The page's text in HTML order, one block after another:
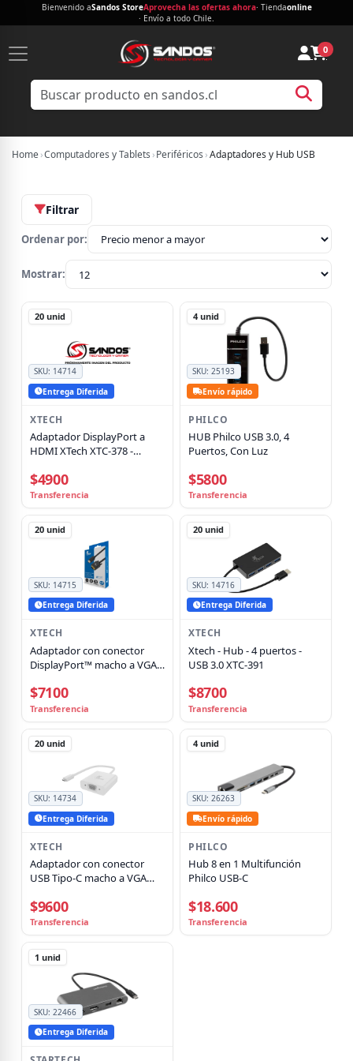
Bienvenido aSandos StoreAprovecha las ofertas ahora· Tiendaonline
· Envío a todo Chile.
0
Home›Computadores y Tablets ›Periféricos ›Adaptadores y Hub USB
Filtrar
Ordenar por:
Mostrar:
Entrega Diferida
SKU: 14714
20 unid
XTECH
Adaptador DisplayPort a
HDMI XTech XTC-378 -
$4900
Transferencia
Envío rápido
SKU:25193
4unid
PHILCO
HUB Philco USB 3.0, 4
Puertos, Con Luz
$5800
Transferencia
Entrega Diferida
SKU: 14715
20 unid
XTECH
Adaptador con conector
DisplayPort™ macho a VGA
AWG, 1080p @60HZ
$7100
Transferencia
Entrega Diferida
SKU: 14716
20 unid
XTECH
Xtech - Hub - 4 puertos -
USB 3.0 XTC-391
$8700
Transferencia
Entrega Diferida
SKU: 14734
20 unid
XTECH
Adaptador con conector
USB Tipo-C macho a VGA
1920x1080P a 60Hz, 22.8cm
$9600
Transferencia
Envío rápido
SKU:26263
4unid
PHILCO
Hub 8 en 1 Multifunción
Philco USB-C
$18.600
Transferencia
Entrega Diferida
SKU:22466
1 unid